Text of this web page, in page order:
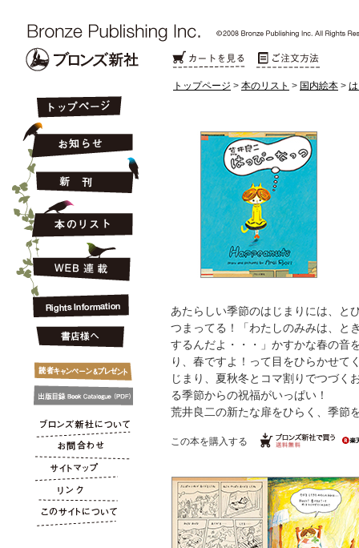
トップページ > 本のリスト > 国内絵本 >
あたらしい季節のはじまりには、と
つまってる！「わたしのみみは、と
するんだよ・・・」かすかな春の音
り、春ですよ！って目をひらかせ
じまり、夏秋冬とコマ割りでつづく
る季節からの祝福がいっぱい！
荒井良二の新たな扉をひらく、季節
この本を購入する